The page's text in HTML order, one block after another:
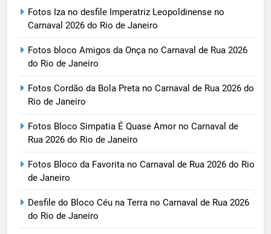
Fotos Iza no desfile Imperatriz Leopoldinense no
Carnaval 2026 do Rio de Janeiro
Fotos bloco Amigos da Onça no Carnaval de Rua 2026
do Rio de Janeiro
Fotos Cordão da Bola Preta no Carnaval de Rua 2026 do
Rio de Janeiro
Fotos Bloco Simpatia É Quase Amor no Carnaval de
Rua 2026 do Rio de Janeiro
Fotos Bloco da Favorita no Carnaval de Rua 2026 do Rio
de Janeiro
Desfile do Bloco Céu na Terra no Carnaval de Rua 2026
do Rio de Janeiro